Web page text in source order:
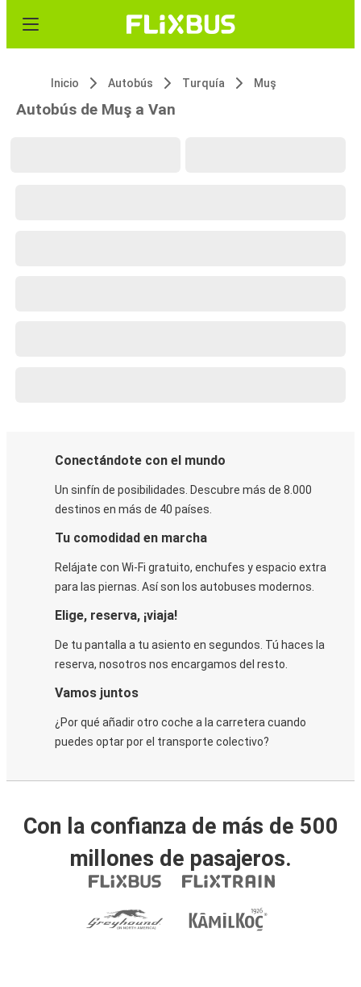
Inicio Autobús Turquía Muş
Autobús de Muş a Van
Conectándote con el mundo
Un sinfín de posibilidades. Descubre más de 8.000
destinos en más de 40 países.
Tu comodidad en marcha
Relájate con Wi-Fi gratuito, enchufes y espacio extra
para las piernas. Así son los autobuses modernos.
Elige, reserva, ¡viaja!
De tu pantalla a tu asiento en segundos. Tú haces la
reserva, nosotros nos encargamos del resto.
Vamos juntos
¿Por qué añadir otro coche a la carretera cuando
puedes optar por el transporte colectivo?
Con la confianza de más de 500
millones de pasajeros.